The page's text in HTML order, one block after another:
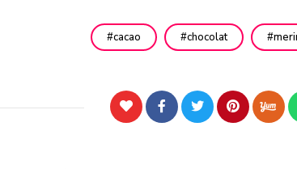
cacao chocolat